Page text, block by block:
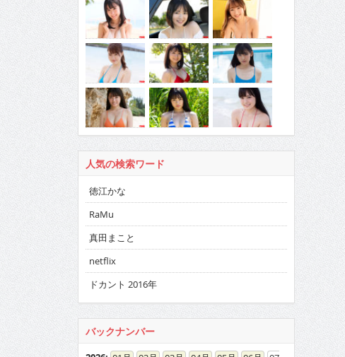
人気の検索ワード
徳江かな
RaMu
真田まこと
netflix
ドカント 2016年
バックナンバー